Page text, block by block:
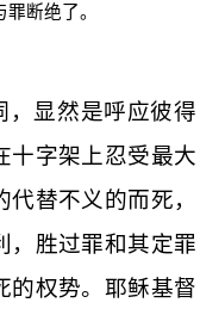
断绝了。
，显然是呼应彼得
十字架上忍受最大
替不义的而死，
，胜过罪和其定罪
的权势。耶稣基督